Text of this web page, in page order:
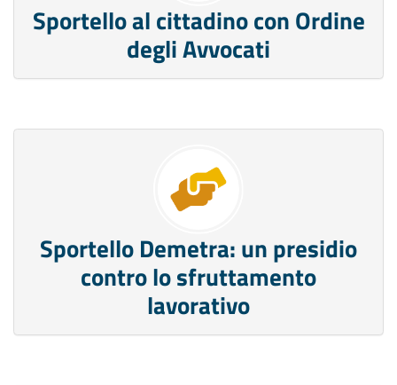
Sportello al cittadino con Ordine
degli Avvocati
Sportello Demetra: un presidio
contro lo sfruttamento
lavorativo